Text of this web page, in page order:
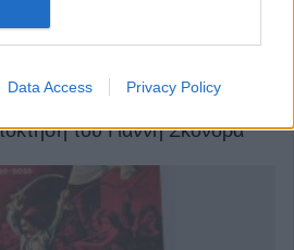
Data Access Privacy Policy
του Γιάννη Σκόνδρα